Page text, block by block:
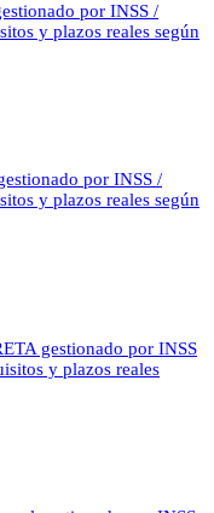
por INSS /
y plazos reales según
por INSS /
y plazos reales según
gestionado por INSS
y plazos reales